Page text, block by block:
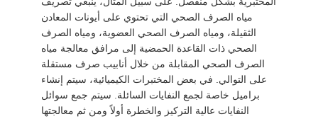
مياه الصرف الصحي التي تحتوي على أيونات المعادن
الثقيلة، ومياه الصرف الصحي العضوية، ومياه الصرف
الصحي ذات القاعدة الحمضية إلى مرافق معالجة مياه
الصرف الصحي المقابلة من خلال أنابيب صرف مستقلة
على التوالي. في بعض المختبرات الكيميائية، سيتم إنشاء
براميل خاصة لجمع النفايات السائلة. سيتم جمع سوائل
النفايات عالية التركيز والخطرة أولاً ومن ثم معالجتها